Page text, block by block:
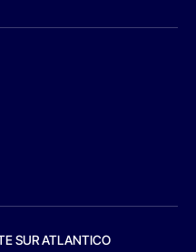
SUR ATLANTICO